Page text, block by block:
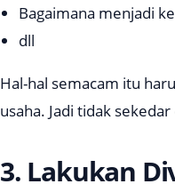
Bagaimana menjadi
dll
Hal-hal semacam itu
usaha. Jadi tidak
3. Lakukan